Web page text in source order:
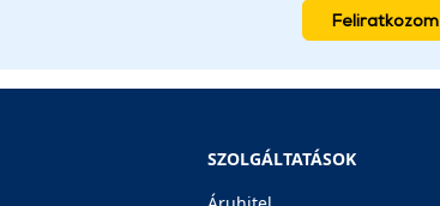
Feliratkozom
SZOLGÁLTATÁSOK